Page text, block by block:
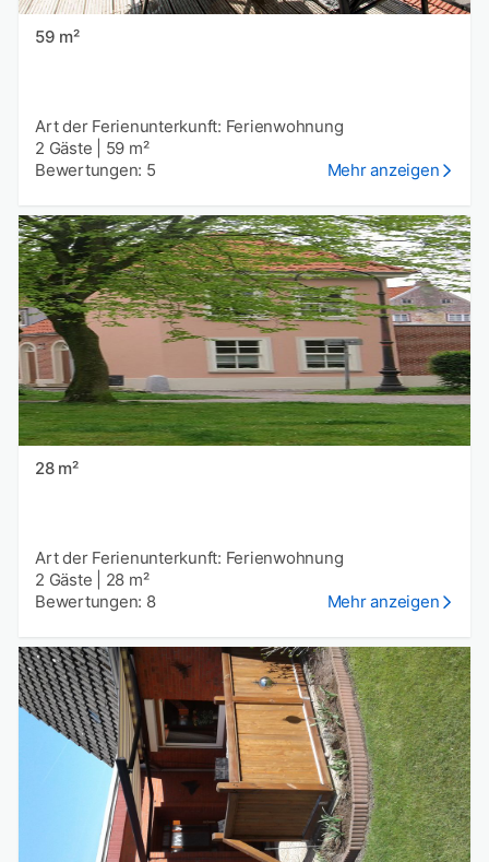
59 m²
Art der Ferienunterkunft: Ferienwohnung
2 Gäste
59 m²
Bewertungen: 5
Mehr anzeigen
28 m²
Art der Ferienunterkunft: Ferienwohnung
2 Gäste
28 m²
Bewertungen: 8
Mehr anzeigen